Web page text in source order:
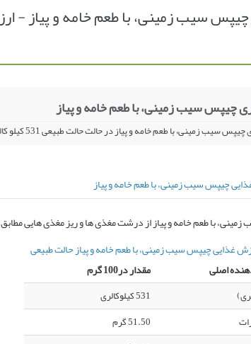
چیپس سیب زمینی، با طعم خامه و پیاز
چیپس سیب زمینی، با طعم خامه و پیاز
سیب زمینی، با طعم خامه و پیاز در حالت حالت طبیعی 531 کیلو کالری در 100 گرم می باشد.
چیپس سیب زمینی، با طعم خامه و پیاز
با طعم خامه و پیاز از درشت مغذی ها و ریز مغذی هایی
غذایی چیپس سیب زمینی، با طعم خامه و پیاز حالت طبیعی
اصلی
مقدار در100 گرم
531 کیلوکالری
51.50 گرم